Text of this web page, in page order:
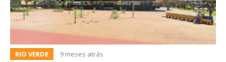
RIO VERDE 9 meses atrás